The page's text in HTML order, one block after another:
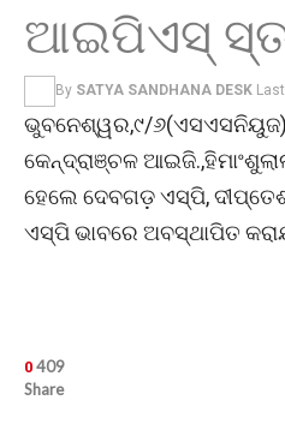
ଆଇପିଏସ୍
By SATYA SANDHANA DESK
ଭୁବନେଶ୍ୱର,୯/
କେନ୍ଦ୍ରାଞ୍ଚଳ
ହେଲେ ଦେବଗଡ଼ ଏସ୍‌ପି,
ଏସ୍‌ପି ଭାବରେ ଅବସ୍ଥାପିତ
0 409
Share